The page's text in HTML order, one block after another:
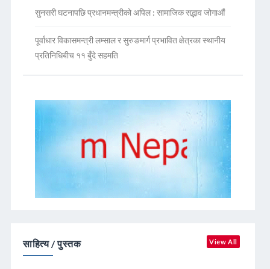
सुनसरी घटनापछि प्रधानमन्त्रीको अपिल : सामाजिक सद्भाव जोगाऔं
पूर्वाधार विकासमन्त्री लम्साल र सुरुङमार्ग प्रभावित क्षेत्रका स्थानीय
प्रतिनिधिबीच ११ बुँदे सहमति
साहित्य / पुस्तक View All